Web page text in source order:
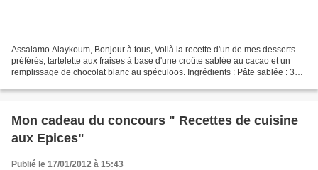
Assalamo Alaykoum, Bonjour à tous, Voilà la recette d'un de mes desserts
préférés, tartelette aux fraises à base d'une croûte sablée au cacao et un
remplissage de chocolat blanc au spéculoos. Ingrédients : Pâte sablée : 3
Mon cadeau du concours " Recettes de cuisine
aux Epices"
Publié le 17/01/2012 à 15:43